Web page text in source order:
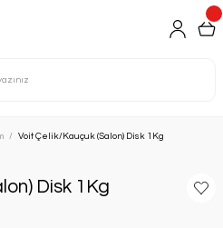
Voit Çelik/Kauçuk (Salon) Disk 1Kg
Disk 1Kg